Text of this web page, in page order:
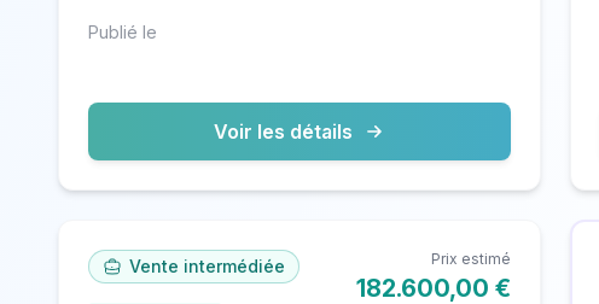
Publié le
Voir les détails
Vente intermédiée Prix estimé
182.600,00 €